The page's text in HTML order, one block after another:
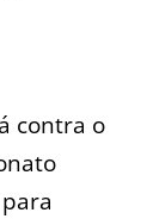
contra o